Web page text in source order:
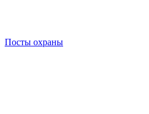
Посты охраны